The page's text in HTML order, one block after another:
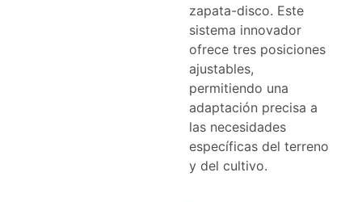
zapata-disco. Este
sistema innovador
ofrece tres posiciones
ajustables,
permitiendo una
adaptación precisa a
las necesidades
específicas del terreno
y del cultivo.